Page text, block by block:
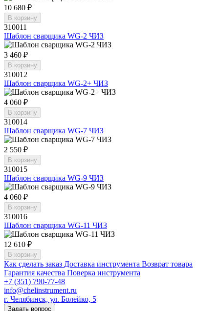
10 680 ₽
В корзину
310011
Шаблон сварщика WG-2 ЧИЗ
3 460 ₽
В корзину
310012
Шаблон сварщика WG-2+ ЧИЗ
4 060 ₽
В корзину
310014
Шаблон сварщика WG-7 ЧИЗ
2 550 ₽
В корзину
310015
Шаблон сварщика WG-9 ЧИЗ
4 060 ₽
В корзину
310016
Шаблон сварщика WG-11 ЧИЗ
12 610 ₽
В корзину
Как сделать заказ Доставка инструмента Возврат товара
Гарантия качества Поверка инструмента
+7 (351) 790-77-48
info@chelinstrument.ru
г. Челябинск, ул. Болейко, 5
Задать вопрос